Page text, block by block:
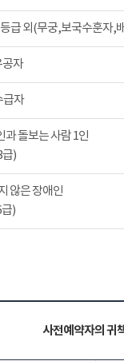
등급 외(무궁,보국수훈자,
공자
급자
과 돌보는 사람 1인
급)
않은 장애인
)
사전예약자의 귀